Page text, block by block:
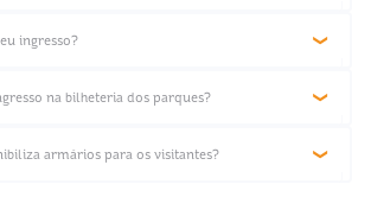
restrições alimentares comprovadas
ingresso?
da validade de uso.
na bilheteria dos parques?
do preço antecipado do site.
armários para os visitantes?